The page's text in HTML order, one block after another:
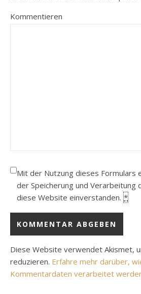
Kommentieren
Mit der Nutzung dieses Formulars
der Speicherung und Verarbeitung
diese Website einverstanden. *
Diese Website verwendet Akismet,
reduzieren. Erfahre mehr darüber,
Kommentardaten verarbeitet